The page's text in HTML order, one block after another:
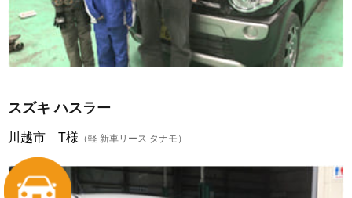
スズキ ハスラー
川越市 T様 （軽 新車リース タナモ）